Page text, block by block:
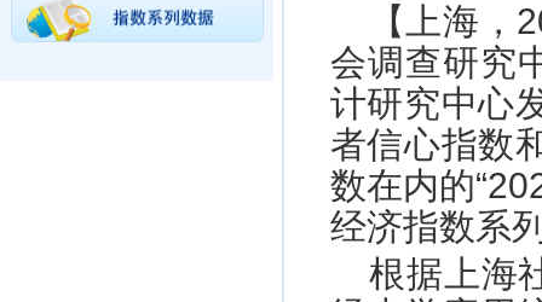
【上海
会调查研究
计研究中心
者信心指数
数在内的
经济指数系
根据上海